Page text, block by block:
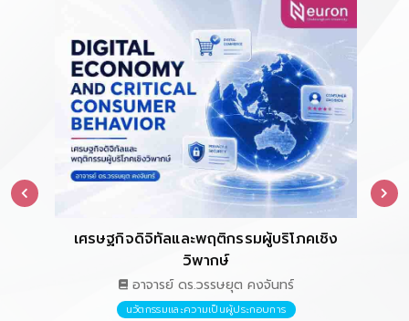
เศรษฐกิจดิจิทัลและพฤติกรรมผู้บริโภคเชิง
วิพากษ์
อาจารย์ ดร.วรรษยุต คงจันทร์
นวัตกรรมและความเป็นผู้ประกอบการ